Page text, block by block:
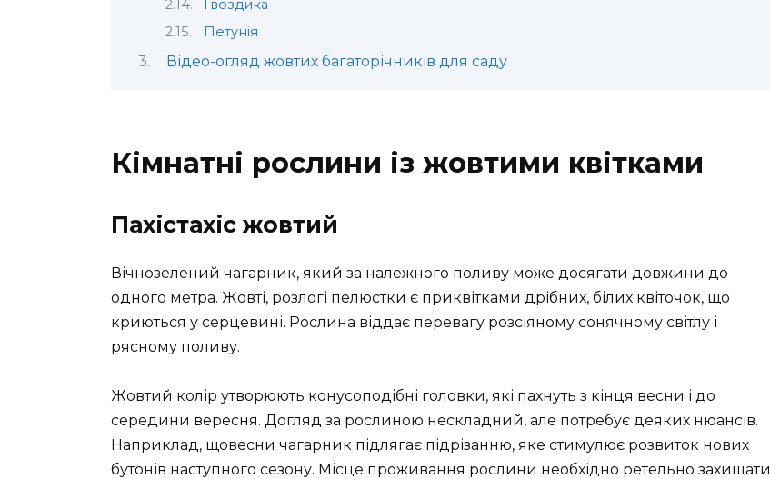
Гвоздика
Петунія
Відео-огляд жовтих багаторічників для саду
Кімнатні рослини із жовтими квітками
Пахістахіс жовтий
Вічнозелений чагарник, який за належного поливу може досягати довжини до
одного метра. Жовті, розлогі пелюстки є приквітками дрібних, білих квіточок, що
криються у серцевині. Рослина віддає перевагу розсіяному сонячному світлу і
рясному поливу.
Жовтий колір утворюють конусоподібні головки, які пахнуть з кінця весни і до
середини вересня. Догляд за рослиною нескладний, але потребує деяких нюансів.
Наприклад, щовесни чагарник підлягає підрізанню, яке стимулює розвиток нових
бутонів наступного сезону. Місце проживання рослини необхідно ретельно захищати